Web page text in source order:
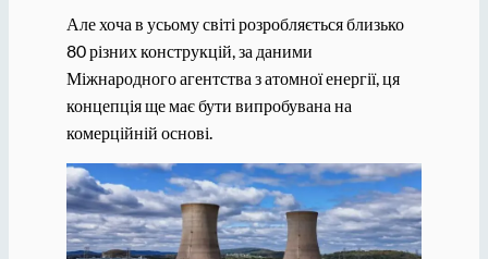
Але хоча в усьому світі розробляється близько
80 різних конструкцій, за даними
Міжнародного агентства з атомної енергії, ця
концепція ще має бути випробувана на
комерційній основі.